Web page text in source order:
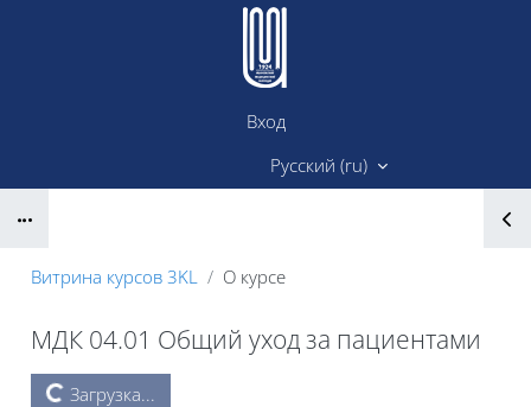
Перейти к основному содержанию
Вход
Русский ‎(ru)‎
Витрина курсов 3KL О курсе
МДК 04.01 Общий уход за пациентами
БлокиЗагрузка...